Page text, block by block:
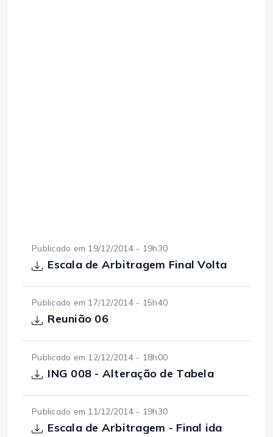
Publicado em 19/12/2014 - 19h30
Escala de Arbitragem Final Volta
Publicado em 17/12/2014 - 15h40
Reunião 06
Publicado em 12/12/2014 - 18h00
ING 008 - Alteração de Tabela
Publicado em 11/12/2014 - 19h30
Escala de Arbitragem - Final ida